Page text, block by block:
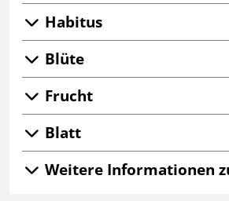
Habitus
Blüte
Frucht
Blatt
Weitere Informationen